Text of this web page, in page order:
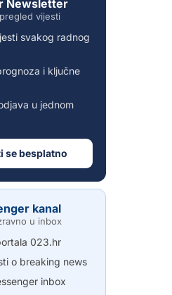
Newsletter
vijesti
svakog radnog
i ključne
u jednom
se besplatno
kanal
u inbox
023.hr
o breaking news
inbox